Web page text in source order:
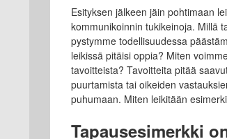
Esityksen jälkeen jäin pohtimaan
kommunikoinnin tukikeinoja. Millä
pystymme todellisuudessa
leikissä pitäisi oppia? Miten
tavoitteista? Tavoitteita pitää
puurtamista tai oikeiden
puhumaan. Miten leikitään
Tapausesimerkki